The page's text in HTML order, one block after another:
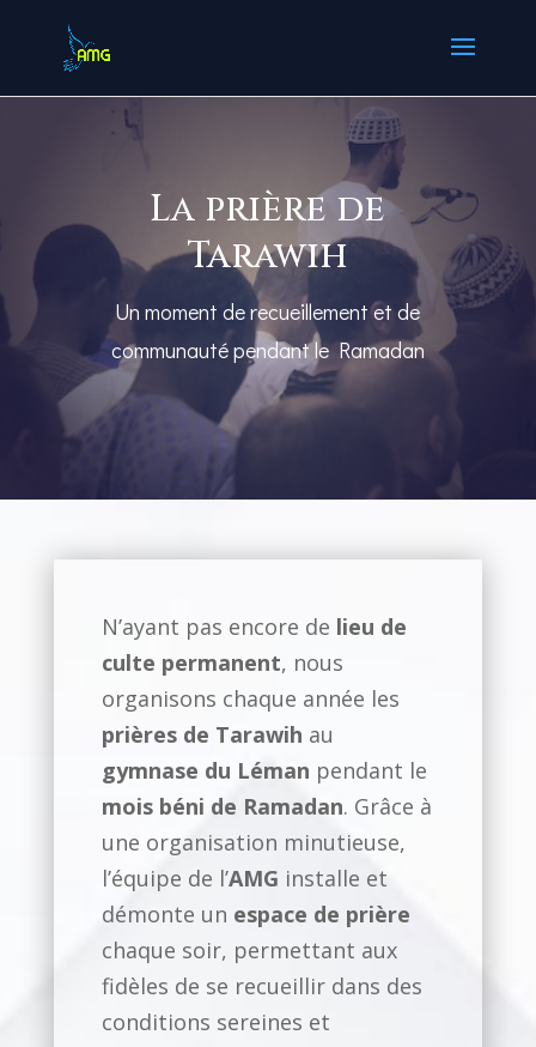
La prière de
Tarawih
Un moment de recueillement et de
communauté pendant le Ramadan
N’ayant pas encore de lieu de
culte permanent, nous
organisons chaque année les
prières de Tarawih au
gymnase du Léman pendant le
mois béni de Ramadan. Grâce à
une organisation minutieuse,
l’équipe de l’AMG installe et
démonte un espace de prière
chaque soir, permettant aux
fidèles de se recueillir dans des
conditions sereines et